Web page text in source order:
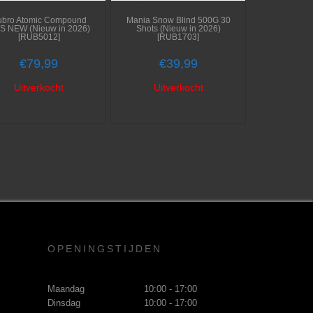
Atomic Compound
NEW (Nieuw in 2026)
[RUB5012]
€79,99
Uitverkocht
Mania Snow Blind 500G 30
Shots (Nieuw in 2026)
[RUB1703]
€39,99
Uitverkocht
OPENINGSTIJDEN
Maandag
10:00 - 17:00
Dinsdag
10:00 - 17:00